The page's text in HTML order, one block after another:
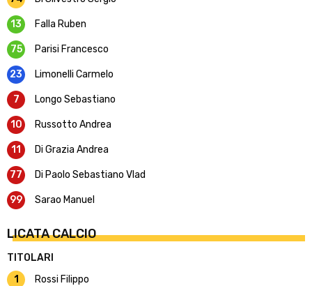
13 Falla Ruben
75 Parisi Francesco
23 Limonelli Carmelo
7 Longo Sebastiano
10 Russotto Andrea
11 Di Grazia Andrea
77 Di Paolo Sebastiano Vlad
99 Sarao Manuel
LICATA CALCIO
TITOLARI
1
Rossi Filippo